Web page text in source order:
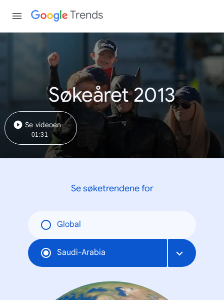
Trends
Søkeåret 2013
Se videoen
01:31
Se søketrendene for
Global
Saudi-Arabia